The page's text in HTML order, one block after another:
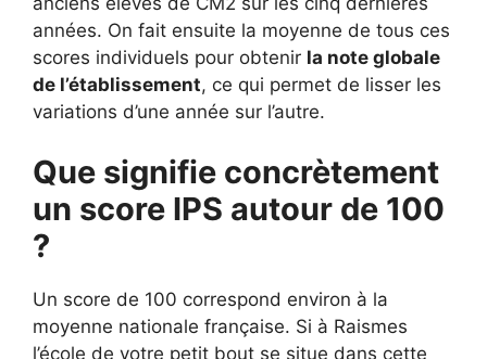
années. On fait ensuite la moyenne de tous ces
scores individuels pour obtenir la note globale
de l’établissement, ce qui permet de lisser les
variations d’une année sur l’autre.
Que signifie concrètement
un score IPS autour de 100
?
Un score de 100 correspond environ à la
moyenne nationale française. Si à Raismes
l’école de votre petit bout se situe dans cette